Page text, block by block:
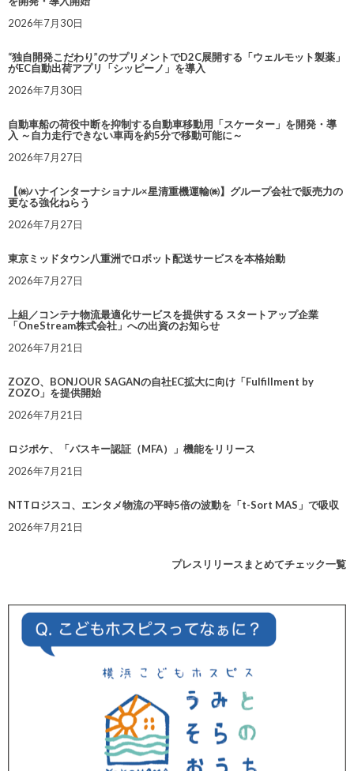
2026年7月30日
“独自開発こだわり”のサプリメントでD2C展開する「ウェルモット製薬」
がEC自動出荷アプリ「シッピーノ」を導入
2026年7月30日
自動車船の荷役中断を抑制する自動車移動用「スケーター」を開発・導
入 ～自力走行できない車両を約5分で移動可能に～
2026年7月27日
【㈱ハナインターナショナル×星清重機運輸㈱】グループ会社で販売力の
更なる強化ねらう
2026年7月27日
東京ミッドタウン八重洲でロボット配送サービスを本格始動
2026年7月27日
上組／コンテナ物流最適化サービスを提供する スタートアップ企業
「OneStream株式会社」への出資のお知らせ
2026年7月21日
ZOZO、BONJOUR SAGANの自社EC拡大に向け「Fulfillment by
ZOZO」を提供開始
2026年7月21日
ロジポケ、「パスキー認証（MFA）」機能をリリース
2026年7月21日
NTTロジスコ、エンタメ物流の平時5倍の波動を「t-Sort MAS」で吸収
2026年7月21日
プレスリリースまとめてチェック一覧